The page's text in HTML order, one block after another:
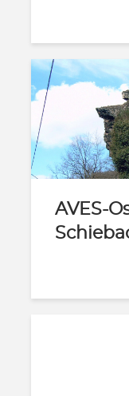
AVES-